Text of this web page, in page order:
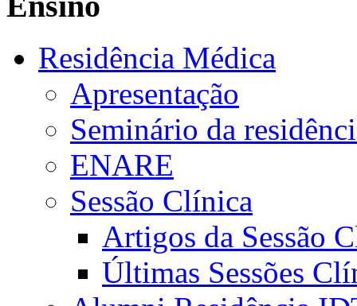
Residência Médica
Apresentação
Seminário da
ENARE
Sessão Clínica
Artigos da Sessão
Últimas Sessões